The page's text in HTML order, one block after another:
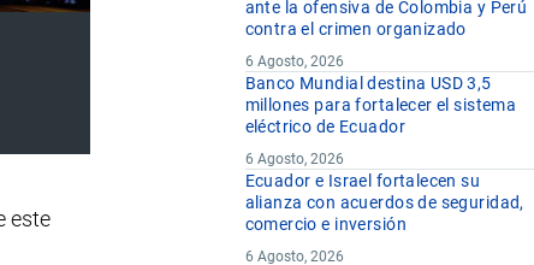
este
ante la ofensiva de Colombia y Perú
contra el crimen organizado
6 Agosto, 2026
Banco Mundial destina USD 3,5
millones para fortalecer el sistema
eléctrico de Ecuador
6 Agosto, 2026
Ecuador e Israel fortalecen su
alianza con acuerdos de seguridad,
comercio e inversión
6 Agosto, 2026